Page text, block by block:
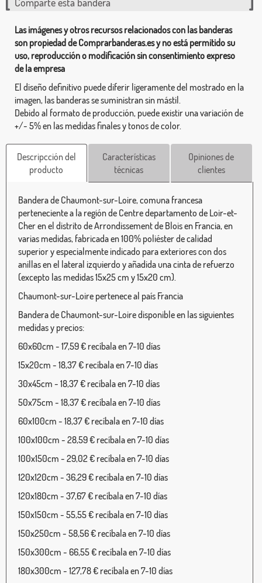
Las imágenes y otros recursos relacionados con las banderas
son propiedad de Comprarbanderas.es y no está permitido su
uso, reproducción o modificación sin consentimiento expreso
de la empresa
El diseño definitivo puede diferir ligeramente del mostrado en la
imagen, las banderas se suministran sin mástil.
Debido al formato de producción, puede existir una variación de
+/- 5% en las medidas finales y tonos de color.
Descripcción del
producto
Características
técnicas
Opiniones de
clientes
Bandera de Chaumont-sur-Loire, comuna francesa
perteneciente a la región de Centre departamento de Loir-et-
Cher en el distrito de Arrondissement de Blois en Francia, en
varias medidas, fabricada en 100% poliéster de calidad
superior y especialmente indicado para exteriores con dos
anillas en el lateral izquierdo y añadida una cinta de refuerzo
(excepto las medidas 15x25 cm y 15x20 cm).
Chaumont-sur-Loire pertenece al país Francia
Bandera de Chaumont-sur-Loire disponible en las siguientes
medidas y precios:
60x60cm - 17,59 € recíbala en 7-10 días
15x20cm - 18,37 € recíbala en 7-10 días
30x45cm - 18,37 € recíbala en 7-10 días
50x75cm - 18,37 € recíbala en 7-10 días
60x100cm - 18,37 € recíbala en 7-10 días
100x100cm - 28,59 € recíbala en 7-10 días
100x150cm - 29,02 € recíbala en 7-10 días
120x120cm - 36,29 € recíbala en 7-10 días
120x180cm - 37,67 € recíbala en 7-10 días
150x150cm - 55,55 € recíbala en 7-10 días
150x250cm - 58,56 € recíbala en 7-10 días
150x300cm - 66,55 € recíbala en 7-10 días
180x300cm - 127,78 € recíbala en 7-10 días